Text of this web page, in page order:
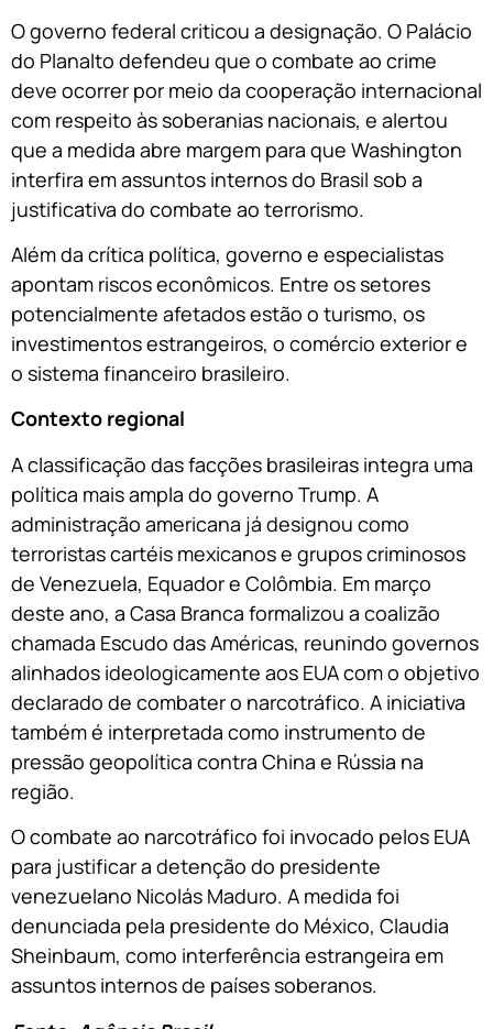
O governo federal criticou a designação. O Palácio
do Planalto defendeu que o combate ao crime
deve ocorrer por meio da cooperação internacional
com respeito às soberanias nacionais, e alertou
que a medida abre margem para que Washington
interfira em assuntos internos do Brasil sob a
justificativa do combate ao terrorismo.
Além da crítica política, governo e especialistas
apontam riscos econômicos. Entre os setores
potencialmente afetados estão o turismo, os
investimentos estrangeiros, o comércio exterior e
o sistema financeiro brasileiro.
Contexto regional
A classificação das facções brasileiras integra uma
política mais ampla do governo Trump. A
administração americana já designou como
terroristas cartéis mexicanos e grupos criminosos
de Venezuela, Equador e Colômbia. Em março
deste ano, a Casa Branca formalizou a coalizão
chamada Escudo das Américas, reunindo governos
alinhados ideologicamente aos EUA com o objetivo
declarado de combater o narcotráfico. A iniciativa
também é interpretada como instrumento de
pressão geopolítica contra China e Rússia na
região.
O combate ao narcotráfico foi invocado pelos EUA
para justificar a detenção do presidente
venezuelano Nicolás Maduro. A medida foi
denunciada pela presidente do México, Claudia
Sheinbaum, como interferência estrangeira em
assuntos internos de países soberanos.